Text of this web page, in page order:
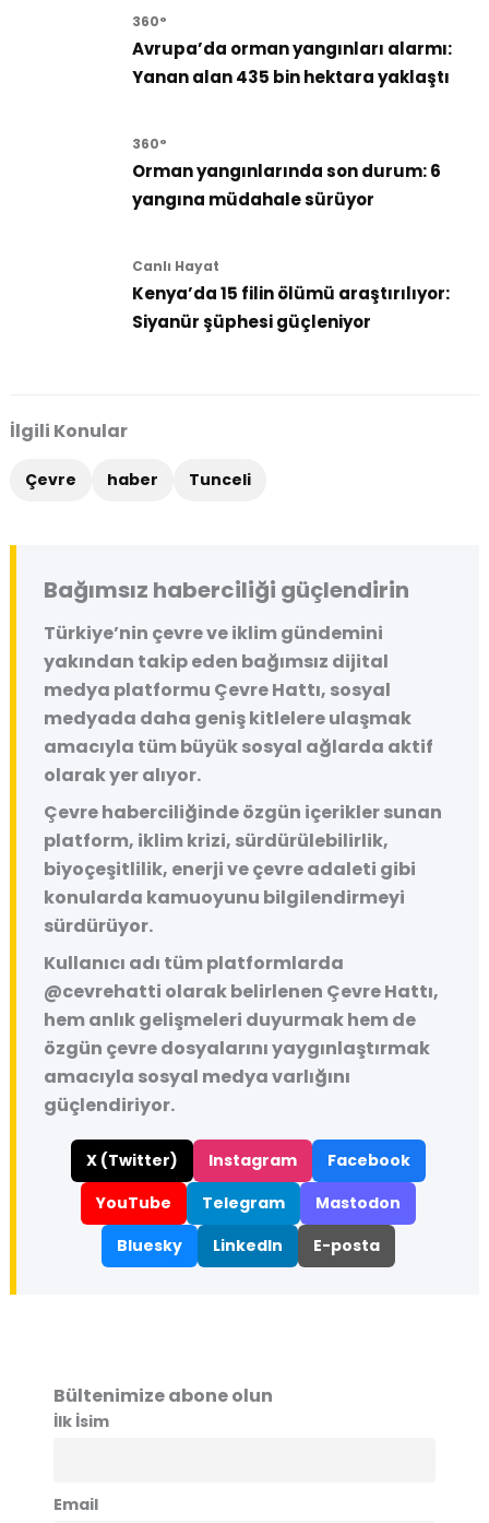
360°
Avrupa’da orman yangınları alarmı:
Yanan alan 435 bin hektara yaklaştı
360°
Orman yangınlarında son durum: 6
yangına müdahale sürüyor
Canlı Hayat
Kenya’da 15 filin ölümü araştırılıyor:
Siyanür şüphesi güçleniyor
İlgili Konular
Çevre haber Tunceli
Bağımsız haberciliği güçlendirin
Türkiye’nin çevre ve iklim gündemini
yakından takip eden bağımsız dijital
medya platformu Çevre Hattı, sosyal
medyada daha geniş kitlelere ulaşmak
amacıyla tüm büyük sosyal ağlarda aktif
olarak yer alıyor.
Çevre haberciliğinde özgün içerikler sunan
platform, iklim krizi, sürdürülebilirlik,
biyoçeşitlilik, enerji ve çevre adaleti gibi
konularda kamuoyunu bilgilendirmeyi
sürdürüyor.
Kullanıcı adı tüm platformlarda
@cevrehatti olarak belirlenen Çevre Hattı,
hem anlık gelişmeleri duyurmak hem de
özgün çevre dosyalarını yaygınlaştırmak
amacıyla sosyal medya varlığını
güçlendiriyor.
X (Twitter) Instagram
Facebook
YouTube
Telegram
Mastodon
Bluesky
LinkedIn E-posta
Bültenimize abone olun
İlk İsim
Email